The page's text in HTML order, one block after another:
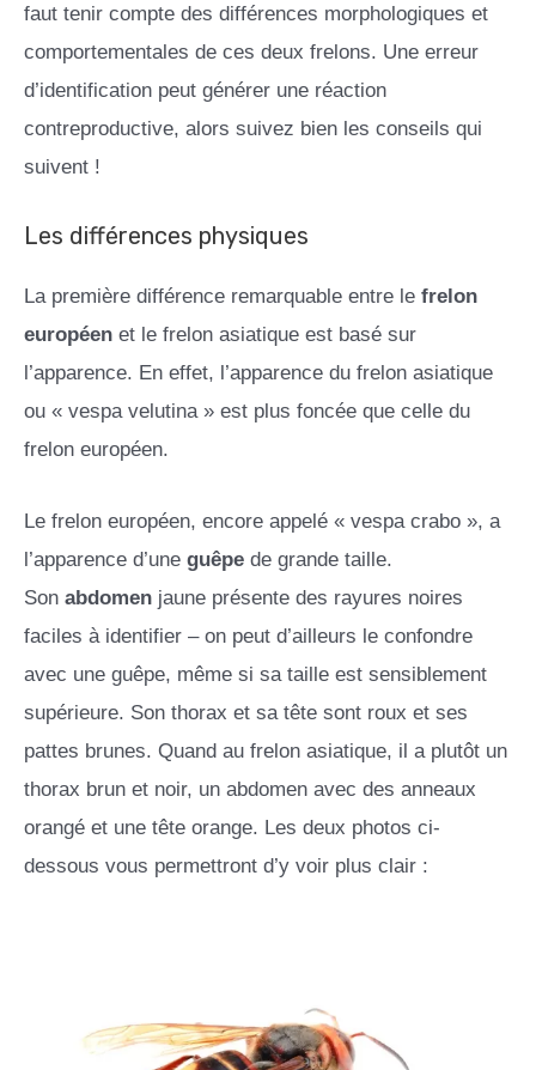
faut tenir compte des différences morphologiques et
comportementales de ces deux frelons. Une erreur
d’identification peut générer une réaction
contreproductive, alors suivez bien les conseils qui
suivent !
Les différences physiques
La première différence remarquable entre le frelon
européen et le frelon asiatique est basé sur
l’apparence. En effet, l’apparence du frelon asiatique
ou « vespa velutina » est plus foncée que celle du
frelon européen.
Le frelon européen, encore appelé « vespa crabo », a
l’apparence d’une guêpe de grande taille.
Son abdomen jaune présente des rayures noires
faciles à identifier – on peut d’ailleurs le confondre
avec une guêpe, même si sa taille est sensiblement
supérieure. Son thorax et sa tête sont roux et ses
pattes brunes. Quand au frelon asiatique, il a plutôt un
thorax brun et noir, un abdomen avec des anneaux
orangé et une tête orange. Les deux photos ci-
dessous vous permettront d’y voir plus clair :